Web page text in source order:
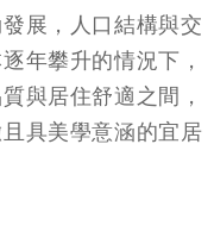
展，人口結構與交
年攀升的情況下，
與居住舒適之間，
具美學意涵的宜居